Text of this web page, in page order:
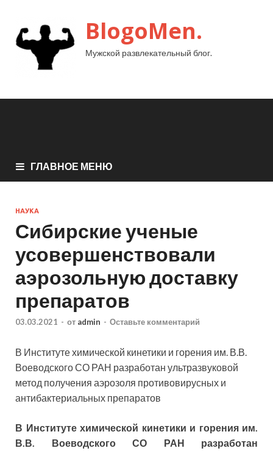
BlogoMen.
Мужской развлекательный блог.
ГЛАВНОЕ МЕНЮ
НАУКА
Сибирские ученые
усовершенствовали
аэрозольную доставку
препаратов
03.03.2021 - от admin - Оставьте комментарий
В Институте химической кинетики и горения им. В.В.
Воеводского СО РАН разработан ультразвуковой
метод получения аэрозоля противовирусных и
антибактериальных препаратов
В Институте химической кинетики и горения им.
В.В. Воеводского СО РАН разработан